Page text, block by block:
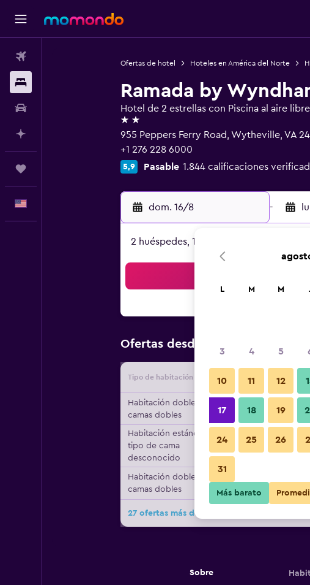
Ofertas de hotel Hoteles en América del Norte
Ramada by
Hotel de 2 estrellas con Piscina al aire libre
2 estrellas
955 Peppers Ferry Road, Wytheville, VA
+1 276 228 6000
5,9 Pasable 1.844 calificaciones
dom. 16/8 -
2 huéspedes, 1 habitación
Ofertas desde Oferta más
Tipo de habitación Proveedor
Habitación doble, 2
camas dobles
Habitación estándar,
tipo de cama
desconocido
Habitación doble, 2
camas dobles
27 ofertas más de Ramada by Wyndham
Sobre
L M M
3 4 5
10 11 12
17 18 19
24 25 26
31
Más barato